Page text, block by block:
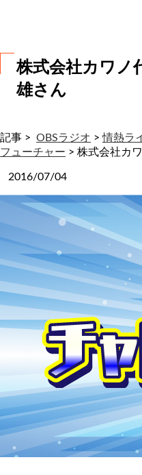
株式会社カワノ
雄さん
記事 > OBSラジオ >情熱ラ
フューチャー > 株式会社カ
2016/07/04